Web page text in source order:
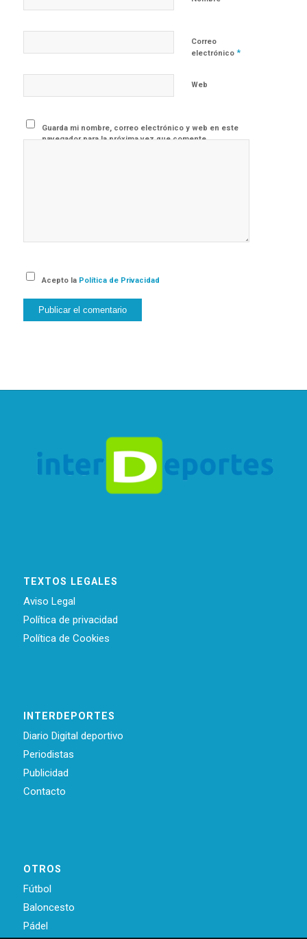
Correo
electrónico *
Web
Guarda mi nombre, correo electrónico y web en este
navegador para la próxima vez que comente.
Acepto la Política de Privacidad
TEXTOS LEGALES
Aviso Legal
Política de privacidad
Política de Cookies
INTERDEPORTES
Diario Digital deportivo
Periodistas
Publicidad
Contacto
OTROS
Fútbol
Baloncesto
Pádel